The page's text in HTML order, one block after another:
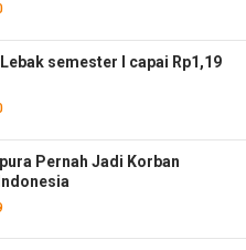
semester I capai Rp1,19
Pernah Jadi Korban